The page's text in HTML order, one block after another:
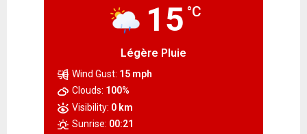
15 °C
Légère Pluie
Wind Gust: 15 mph
Clouds: 100%
Visibility: 0 km
Sunrise: 00:21